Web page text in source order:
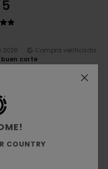
2026
Compra verificada
corte
: Talla
COUNTRY